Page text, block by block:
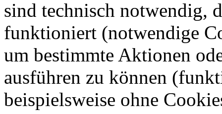
sind technisch notwendig,
funktioniert (notwendige
um bestimmte Aktionen
ausführen zu können
beispielsweise ohne